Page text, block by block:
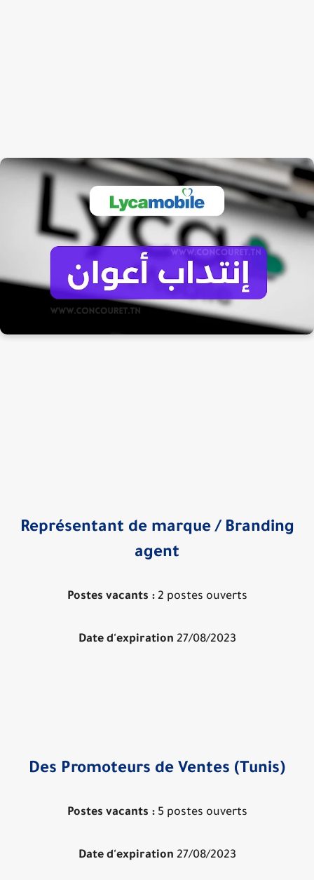
Représentant de marque / Branding
agent
Postes vacants : 2 postes ouverts
Date d'expiration27/08/2023
Des Promoteurs de Ventes (Tunis)
Postes vacants :5 postes ouverts
Date d'expiration27/08/2023